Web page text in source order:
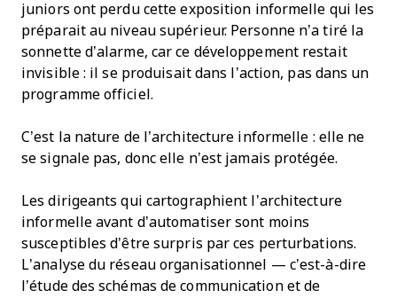
juniors ont perdu cette exposition informelle qui les
préparait au niveau supérieur. Personne n’a tiré la
sonnette d’alarme, car ce développement restait
invisible : il se produisait dans l’action, pas dans un
programme officiel.
C’est la nature de l’architecture informelle : elle ne
se signale pas, donc elle n’est jamais protégée.
Les dirigeants qui cartographient l’architecture
informelle avant d’automatiser sont moins
susceptibles d’être surpris par ces perturbations.
L’analyse du réseau organisationnel — c’est-à-dire
l’étude des schémas de communication et de